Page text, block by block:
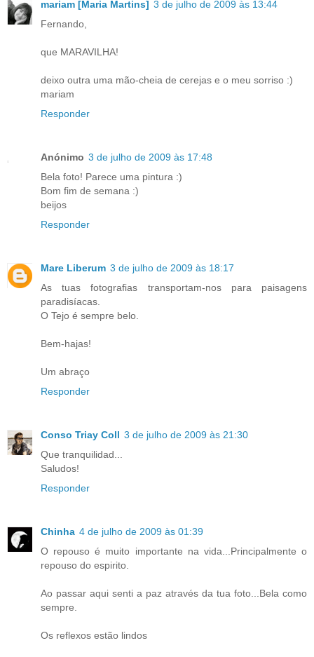
mariam [Maria Martins] 3 de julho de 2009 às 13:44
Fernando,
que MARAVILHA!
deixo outra uma mão-cheia de cerejas e o meu sorriso :)
mariam
Responder
Anónimo 3 de julho de 2009 às 17:48
Bela foto! Parece uma pintura :)
Bom fim de semana :)
beijos
Responder
Mare Liberum 3 de julho de 2009 às 18:17
As tuas fotografias transportam-nos para paisagens
paradisíacas.
O Tejo é sempre belo.
Bem-hajas!
Um abraço
Responder
Conso Triay Coll 3 de julho de 2009 às 21:30
Que tranquilidad...
Saludos!
Responder
Chinha 4 de julho de 2009 às 01:39
O repouso é muito importante na vida...Principalmente o
repouso do espirito.
Ao passar aqui senti a paz através da tua foto...Bela como
sempre.
Os reflexos estão lindos